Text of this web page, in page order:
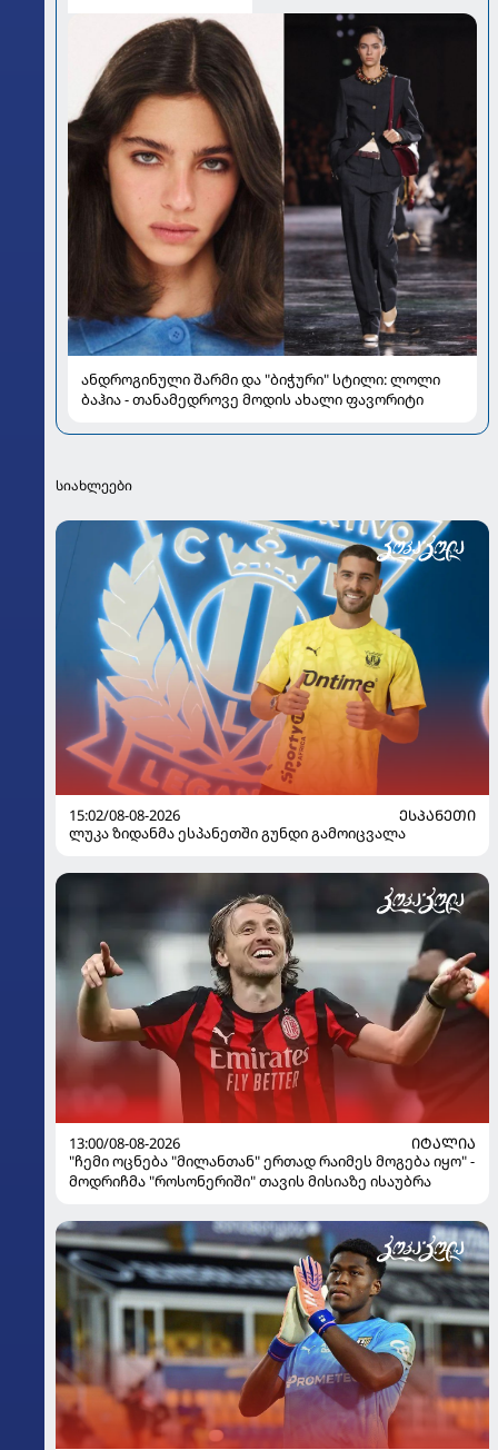
ანდროგინული შარმი და "ბიჭური" სტილი: ლოლი
ბაჰია - თანამედროვე მოდის ახალი ფავორიტი
სიახლეები
15:02/08-08-2026
ᲔᲡᲞᲐᲜᲔᲗᲘ
ლუკა ზიდანმა ესპანეთში გუნდი გამოიცვალა
13:00/08-08-2026
ᲘᲢᲐᲚᲘᲐ
"ჩემი ოცნება "მილანთან" ერთად რაიმეს მოგება იყო" -
მოდრიჩმა "როსონერიში" თავის მისიაზე ისაუბრა